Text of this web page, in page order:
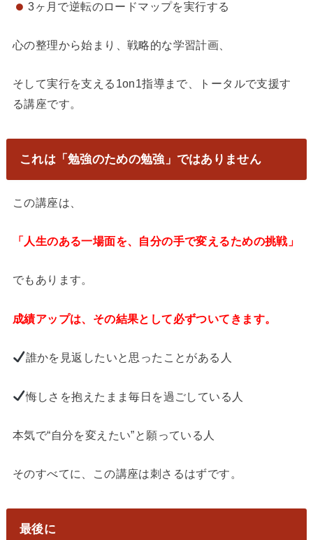
3ヶ月で逆転のロードマップを実行する
心の整理から始まり、戦略的な学習計画、
そして実行を支える1on1指導まで、トータルで支援す
る講座です。
これは「勉強のための勉強」ではありません
この講座は、
「人生のある一場面を、自分の手で変えるための挑戦」
でもあります。
成績アップは、その結果として必ずついてきます。
誰かを見返したいと思ったことがある人
悔しさを抱えたまま毎日を過ごしている人
本気で“自分を変えたい”と願っている人
そのすべてに、この講座は刺さるはずです。
最後に